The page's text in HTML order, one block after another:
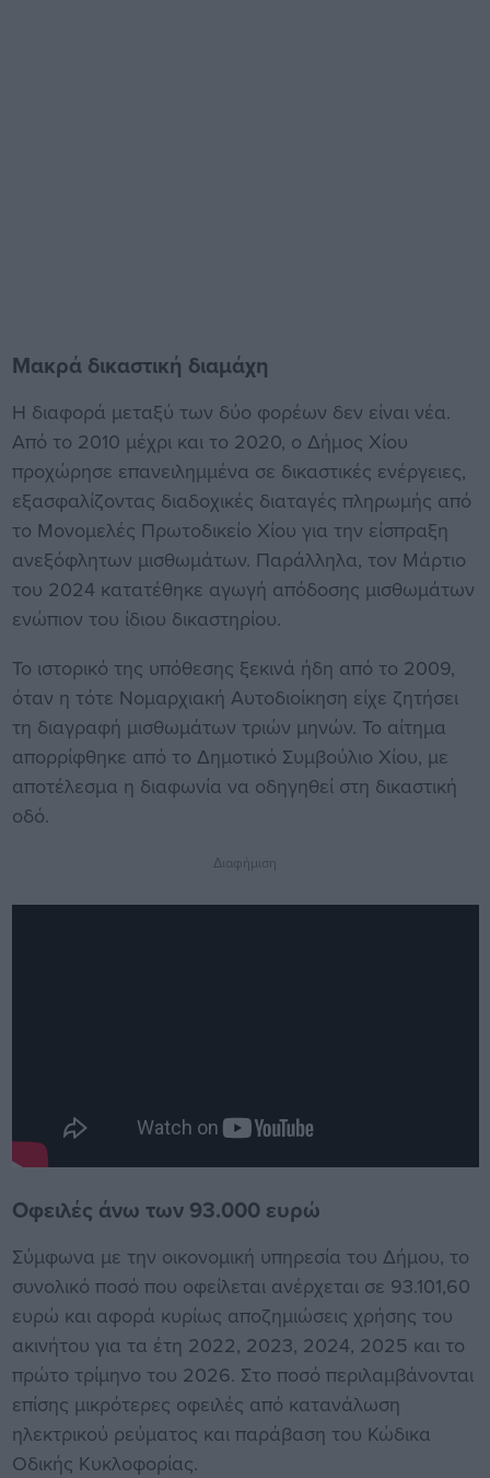
Μακρά δικαστική διαμάχη
Η διαφορά μεταξύ των δύο φορέων δεν είναι νέα.
Από το 2010 μέχρι και το 2020, ο Δήμος Χίου
προχώρησε επανειλημμένα σε δικαστικές ενέργειες,
εξασφαλίζοντας διαδοχικές διαταγές πληρωμής από
το Μονομελές Πρωτοδικείο Χίου για την είσπραξη
ανεξόφλητων μισθωμάτων. Παράλληλα, τον Μάρτιο
του 2024 κατατέθηκε αγωγή απόδοσης μισθωμάτων
ενώπιον του ίδιου δικαστηρίου.
Το ιστορικό της υπόθεσης ξεκινά ήδη από το 2009,
όταν η τότε Νομαρχιακή Αυτοδιοίκηση είχε ζητήσει
τη διαγραφή μισθωμάτων τριών μηνών. Το αίτημα
απορρίφθηκε από το Δημοτικό Συμβούλιο Χίου, με
αποτέλεσμα η διαφωνία να οδηγηθεί στη δικαστική
οδό.
Διαφήμιση
Οφειλές άνω των 93.000 ευρώ
Σύμφωνα με την οικονομική υπηρεσία του Δήμου, το
συνολικό ποσό που οφείλεται ανέρχεται σε 93.101,60
ευρώ και αφορά κυρίως αποζημιώσεις χρήσης του
ακινήτου για τα έτη 2022, 2023, 2024, 2025 και το
πρώτο τρίμηνο του 2026. Στο ποσό περιλαμβάνονται
επίσης μικρότερες οφειλές από κατανάλωση
ηλεκτρικού ρεύματος και παράβαση του Κώδικα
Οδικής Κυκλοφορίας.